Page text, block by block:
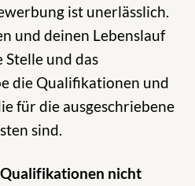
ist unerlässlich.
und deinen Lebenslauf
und das
die Qualifikationen und
für die ausgeschriebene
sind.
nicht